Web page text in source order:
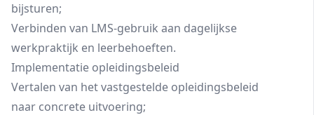
bijsturen;
Verbinden van LMS-gebruik aan dagelijkse
werkpraktijk en leerbehoeften.
Implementatie opleidingsbeleid
Vertalen van het vastgestelde opleidingsbeleid
naar concrete uitvoering;